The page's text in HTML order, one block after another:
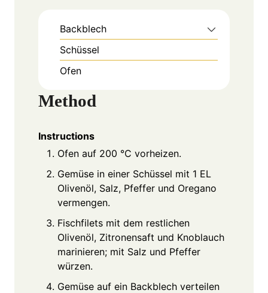
Backblech
Schüssel
Ofen
Method
Instructions
Ofen auf 200 °C vorheizen.
Gemüse in einer Schüssel mit 1 EL
Olivenöl, Salz, Pfeffer und Oregano
vermengen.
Fischfilets mit dem restlichen
Olivenöl, Zitronensaft und Knoblauch
marinieren; mit Salz und Pfeffer
würzen.
Gemüse auf ein Backblech verteilen